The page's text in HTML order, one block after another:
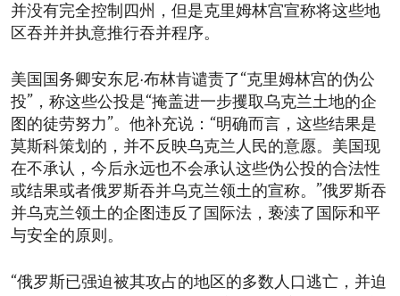
并没有完全控制四州，但是克里姆林宫宣称将这些地
区吞并并执意推行吞并程序。
美国国务卿安东尼·布林肯谴责了“克里姆林宫的伪公
投”，称这些公投是“掩盖进一步攫取乌克兰土地的企
图的徒劳努力”。他补充说：“明确而言，这些结果是
莫斯科策划的，并不反映乌克兰人民的意愿。美国现
在不承认，今后永远也不会承认这些伪公投的合法性
或结果或者俄罗斯吞并乌克兰领土的宣称。”俄罗斯吞
并乌克兰领土的企图违反了国际法，亵渎了国际和平
与安全的原则。
“俄罗斯已强迫被其攻占的地区的多数人口逃亡，并迫